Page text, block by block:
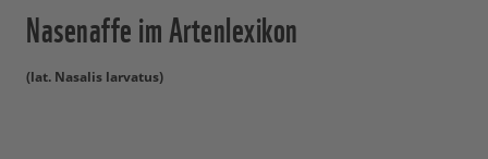
Nasenaffe im Artenlexikon
(lat. Nasalis larvatus)